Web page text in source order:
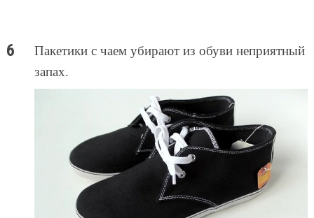
Пакетики с чаем убирают из обуви неприятный
запах.